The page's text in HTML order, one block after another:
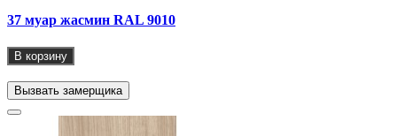
37 муар жасмин RAL 9010
В корзину
Вызвать замерщика